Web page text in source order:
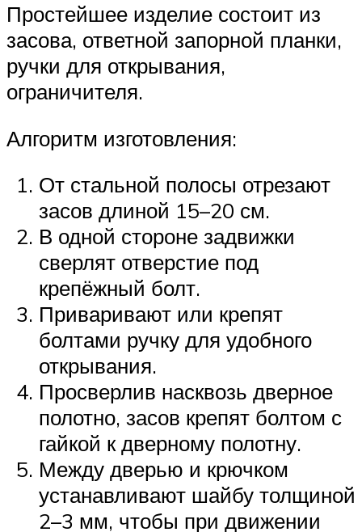
Простейшее изделие состоит из
засова, ответной запорной планки,
ручки для открывания,
ограничителя.
Алгоритм изготовления:
От стальной полосы отрезают
засов длиной 15–20 см.
В одной стороне задвижки
сверлят отверстие под
крепёжный болт.
Приваривают или крепят
болтами ручку для удобного
открывания.
Просверлив насквозь дверное
полотно, засов крепят болтом с
гайкой к дверному полотну.
Между дверью и крючком
устанавливают шайбу толщиной
2–3 мм, чтобы при движении